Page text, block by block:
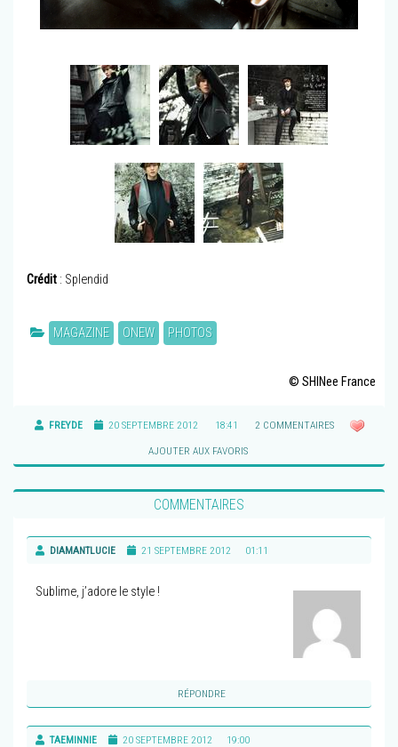
Crédit : Splendid
MAGAZINE ONEW PHOTOS
© SHINee France
FREYDE 20 SEPTEMBRE 2012 18:41 2 COMMENTAIRES
AJOUTER AUX FAVORIS
COMMENTAIRES
DIAMANTLUCIE 21 SEPTEMBRE 2012 01:11
Sublime, j’adore le style !
RÉPONDRE
TAEMINNIE 20 SEPTEMBRE 2012 19:00